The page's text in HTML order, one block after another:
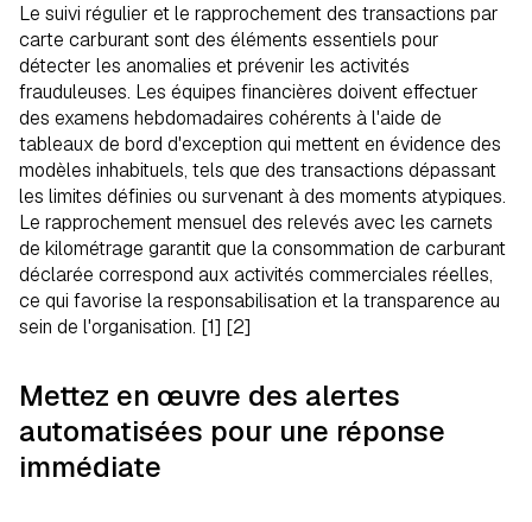
Le suivi régulier et le rapprochement des transactions par
carte carburant sont des éléments essentiels pour
détecter les anomalies et prévenir les activités
frauduleuses. Les équipes financières doivent effectuer
des examens hebdomadaires cohérents à l'aide de
tableaux de bord d'exception qui mettent en évidence des
modèles inhabituels, tels que des transactions dépassant
les limites définies ou survenant à des moments atypiques.
Le rapprochement mensuel des relevés avec les carnets
de kilométrage garantit que la consommation de carburant
déclarée correspond aux activités commerciales réelles,
ce qui favorise la responsabilisation et la transparence au
sein de l'organisation. [1] [2]
Mettez en œuvre des alertes
automatisées pour une réponse
immédiate